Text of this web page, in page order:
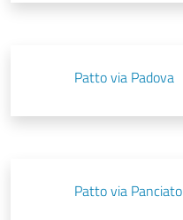
Patto via Padova
Patto via Panciato